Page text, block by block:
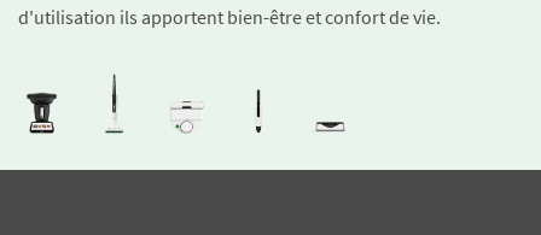
d'utilisation ils apportent bien-être et confort de vie.